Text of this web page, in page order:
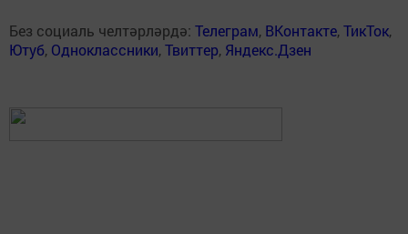
Без социаль челтәрләрдә: Телеграм, ВКонтакте,ТикТок,
Ютуб, Одноклассники,Твиттер, Яндекс.Дзен